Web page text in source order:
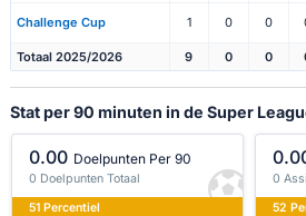
Challenge Cup 1 0 0
Totaal 2025/2026 9 0 0
Stat per 90 minuten in de Super
0.00 Doelpunten Per 90
0 Doelpunten Totaal
51 Percentiel
0
52